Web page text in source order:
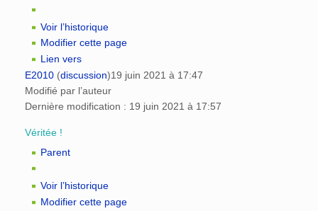
Voir l’historique
Modifier cette page
Lien vers
E2010 (discussion)19 juin 2021 à 17:47
Modifié par l’auteur
Dernière modification : 19 juin 2021 à 17:57
Véritée !
Parent
Voir l’historique
Modifier cette page